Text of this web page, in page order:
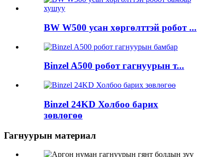
BW W500 усан хөргөлттэй робот ...
Binzel A500 робот гагнуурын т...
Binzel 24KD Холбоо барих
зөвлөгөө
Гагнуурын материал